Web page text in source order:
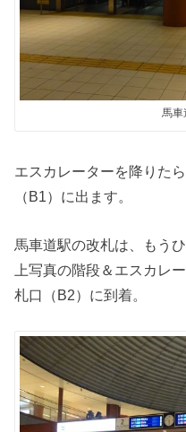
馬車
エスカレーターを降りた
（B1）に出ます。
馬車道駅の改札は、もう
上写真の階段＆エスカレ
札口（B2）に到着。